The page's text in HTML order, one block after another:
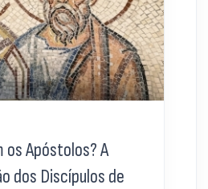
os Apóstolos? A
dos Discípulos de